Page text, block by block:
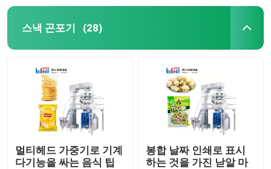
스낵 곤포기 (28)
멀티헤드 가중기로 기계
다기능을 싸는 음식 팁
봉합 날짜 인쇄로 표시
하는 것을 가진 낟알 마